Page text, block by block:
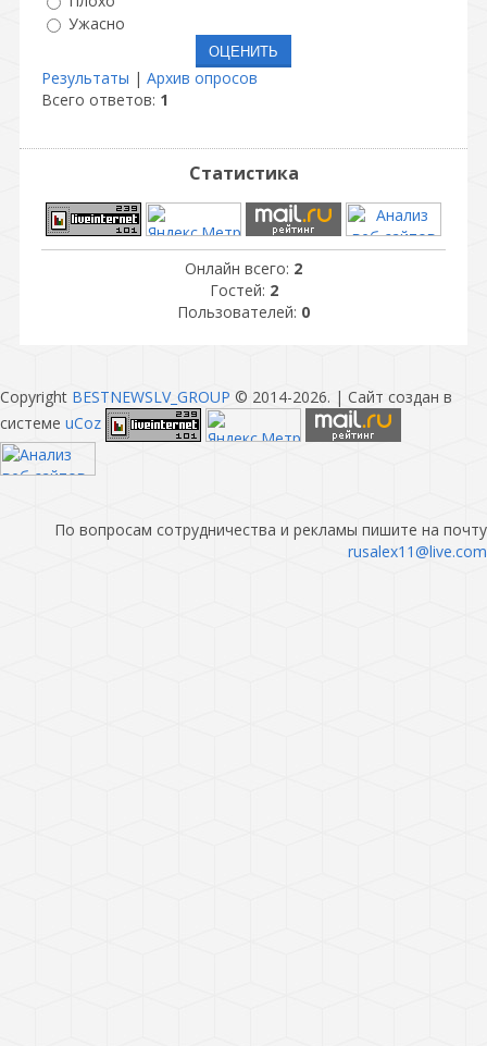
Ужасно
Результаты | Архив опросов
Всего ответов: 1
Статистика
Онлайн всего: 2
Гостей: 2
Пользователей: 0
Copyright BESTNEWSLV_GROUP © 2014-2026. | Сайт создан в
системе uCoz
По вопросам сотрудничества и рекламы пишите на почту
rusalex11@live.com